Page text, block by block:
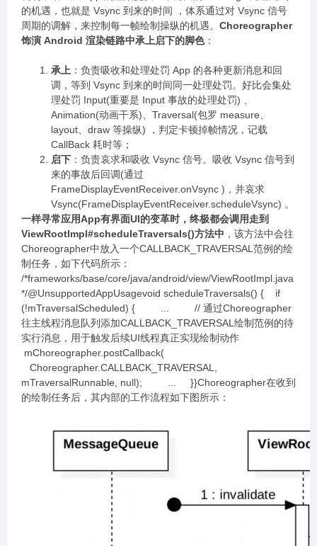
的机遇，也就是 Vsync 到来的时间 ，体系通过对 Vsync 信号
周期的调解，来控制每一帧绘制操纵的机遇。 Choreographer
饰演 Android 渲染链路中承上启下的脚色：
承上 ：负责吸收和处理处罚 App 的各种更新消息和回
调，等到 Vsync 到来的时间同一处理处罚。好比会集处
理处罚 Input(重要是 Input 事故的处理处罚) 、
Animation(动画干系)、Traversal(包罗 measure、
layout、draw 等操纵) ，判定卡顿掉帧情况，记载
CallBack 耗时等；
启下 ：负责哀求和吸收 Vsync 信号。吸收 Vsync 信号到
来的事故后回调(通过
FrameDisplayEventReceiver.onVsync )，并哀求
Vsync(FrameDisplayEventReceiver.scheduleVsync) 。
一样寻常应用App有界面UI的变革时，终极都会调用走到
ViewRootImpl#scheduleTraversals()方法中 ，该方法中会往
Choreographer中放入一个CALLBACK_TRAVERSAL范例的绘
制任务，如下代码所示：
/*frameworks/base/core/java/android/view/ViewRootImpl.java
*/@UnsupportedAppUsagevoid scheduleTraversals() { if
(!mTraversalScheduled) { ... // 通过Choreographer
往主线程消息队列添加CALLBACK_TRAVERSAL绘制范例的待
实行消息，用于触发后续UI线程真正实现绘制动作
mChoreographer.postCallback(
Choreographer.CALLBACK_TRAVERSAL,
mTraversalRunnable, null); ... }}Choreographer在收到
的绘制任务后，其内部的工作流程如下图所示：